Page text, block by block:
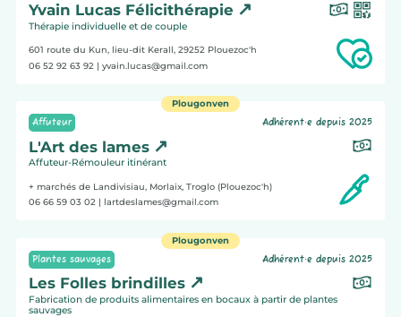
Yvain Lucas Félicithérapie
Thérapie individuelle et de couple
601 route du Kun, lieu-dit Kerall, 29252 Plouezoc'h
06 52 92 63 92 | yvain.lucas@gmail.com
Plougonven
Affuteur
Adhérent·e depuis 2025
L'Art des lames
Affuteur-Rémouleur itinérant
+ marchés de Landivisiau, Morlaix, Troglo (Plouezoc'h)
06 66 59 03 02| lartdeslames@gmail.com
Plougonven
Plantes sauvages
Adhérent·e depuis 2025
Les Folles brindilles
Fabrication de produits alimentaires en bocaux à partir de plantes
sauvages